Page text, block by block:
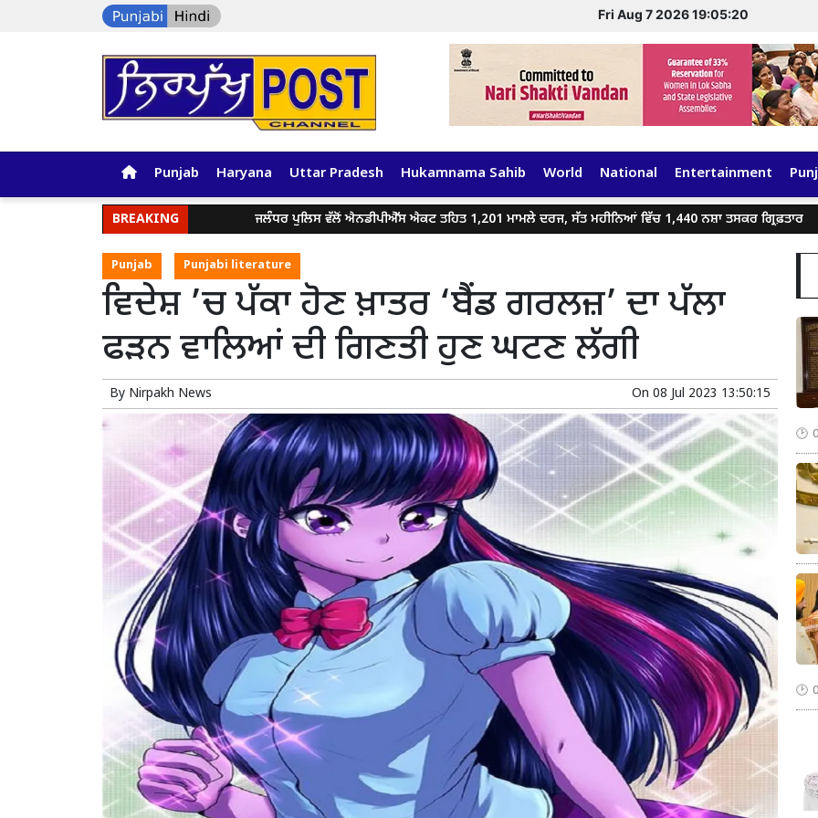
Fri Aug 7 2026 19:05:20
Punjab Haryana Uttar Pradesh Hukamnama Sahib World National Entertainment
BREAKING ਜਲੰਧਰ ਪੁਲਿਸ ਵੱਲੋਂ ਐਨਡੀਪੀਐੱਸ ਐਕਟ ਤਹਿਤ 1,201 ਮਾਮਲੇ ਦਰਜ, ਸੱਤ ਮਹੀਨਿਆਂ ਵਿੱਚ 1,440 ਨਸ਼ਾ ਤਸਕਰ ਗ੍ਰਿਫ਼ਤਾਰ
Punjab Punjabi literature
ਵਿਦੇਸ਼ ’ਚ ਪੱਕਾ ਹੋਣ ਖ਼ਾਤਰ ‘ਬੈਂਡ ਗਰਲਜ਼’ ਦਾ ਪੱਲਾ
ਫੜਨ ਵਾਲਿਆਂ ਦੀ ਗਿਣਤੀ ਹੁਣ ਘਟਣ ਲੱਗੀ
By Nirpakh News On 08 Jul 2023 13:50:15